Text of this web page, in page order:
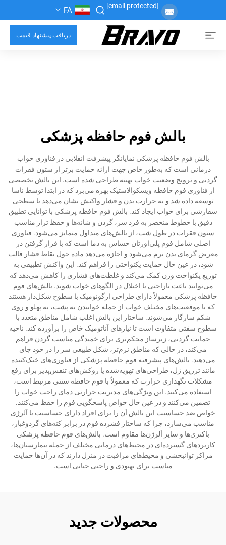
[email protected]
FA
دریافت پیشنهاد قیمت
بالش فوم حافظه پزشکی
بالش فوم حافظه پزشکی نمایانگر پیشرفت انقلابی در فناوری خواب
درمانی است که به‌طور خاص جهت ارائه حمایت برتر از ستون فقرات
گردنی و ترویج وضعیت خواب بهینه طراحی شده است. این بالش تخصصی
از فناوری فوم حافظه ویسکوالاستیک بهره می‌برد که در ابتدا توسط ناسا
توسعه داده شد و به حرارت بدن و فشار واکنش نشان می‌دهد تا سطحی
سفارشی برای خواب ایجاد کند. بالش فوم حافظه پزشکی با توانایی تطبیق
دقیق با خطوط منحصر به فرد سر، گردن و شانه‌ها و حفظ تراز مناسب
ستون فقرات در طول شب، از بالش‌های متداول متمایز می‌شود. فناوری
اصلی شامل فوم پلی‌اورتان حساس به دما است که با قرار گرفتن در
معرض گرمای بدن نرم می‌شود و اجازه می‌دهد ماده حول نقاط فشار قالب
شود، در عین حال حمایت یکنواختی را فراهم کند. این واکنش تطبیقی به
توزیع یکنواخت وزن کمک می‌کند و غلظت‌های فشاری را کاهش می‌دهد که
می‌توانند باعث ناراحتی یا اختلال در الگوهای خواب شوند. بالش‌های فوم
حافظه پزشکی معمولاً دارای طراحی ارگونومیک با سطوح شکل‌دار هستند
که با موقعیت‌های مختلف خواب از جمله خوابیدن به پشت، به پهلو و روی
شکم سازگار می‌شوند. ساختار این بالش اغلب شامل مناطق متعدد با
سطوح سفتی متفاوت است تا نیازهای آناتومیک خاص را برآورده کند. ناحیه
حمایت گردنی، زیرساز محکم‌تری برای خمیدگی مناسب گردن فراهم
می‌کند، در حالی که مناطق نرم‌تر، شکل طبیعی سر را در خود جای
می‌دهند. بالش‌های پیشرفته فوم حافظه پزشکی از فناوری‌های خنک‌کننده
مانند تزریق ژل، طراحی‌های تهویه‌شده یا روکش‌های تنفس‌پذیر برای رفع
مشکلات نگهداری حرارت که معمولاً با فوم حافظه سنتی مرتبط است،
استفاده می‌کنند. این ویژگی‌های مدیریت حرارتی دمای راحت خواب را
تضمین می‌کنند و در عین حال خواص پاسخگویی فوم را حفظ می‌کنند.
خواص ضد حساسیت این بالش آن را برای افراد دارای حساسیت یا آلرژی
مناسب می‌سازد، چرا که ساختار فشرده فوم در برابر کنه‌های گردوغبار،
باکتری‌ها و سایر آلرژن‌ها مقاوم است. بالش‌های فوم حافظه پزشکی
کاربردهای گسترده‌ای در محیط‌های درمانی مختلف از جمله بیمارستان‌ها،
مراکز توانبخشی و محیط‌های مراقبت در منزل دارند که در آن‌ها حمایت
مناسب برای بهبودی و راحتی حیاتی است.
محصولات جدید